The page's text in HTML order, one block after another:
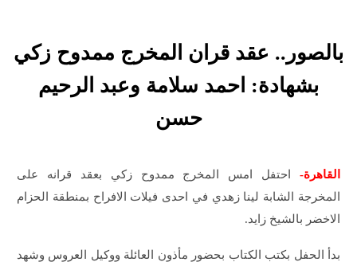
بالصور.. عقد قران المخرج ممدوح زكي
بشهادة: احمد سلامة وعبد الرحيم
حسن
القاهرة-
احتفل امس المخرج ممدوح زكي بعقد قرانه على
المخرجة الشابة لينا زهدي في احدى فيلات الافراح بمنطقة الحزام
الاخضر بالشيخ زايد.
بدأ الحفل بكتب الكتاب بحضور مأذون العائلة ووكيل العروس وشهد